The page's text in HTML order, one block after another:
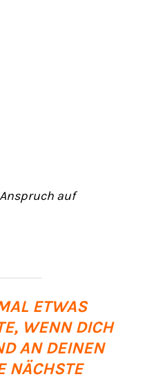
auf
ETWAS
WENN DICH
AN DEINEN
NÄCHSTE